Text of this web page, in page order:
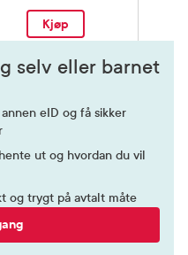
Kjøp
selv eller barnet
eID og få sikker
ut og hvordan du vil
og trygt på avtalt måte